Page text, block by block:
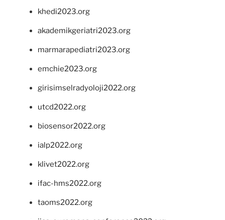
khedi2023.org
akademikgeriatri2023.org
marmarapediatri2023.org
emchie2023.org
girisimselradyoloji2022.org
utcd2022.org
biosensor2022.org
ialp2022.org
klivet2022.org
ifac-hms2022.org
taoms2022.org